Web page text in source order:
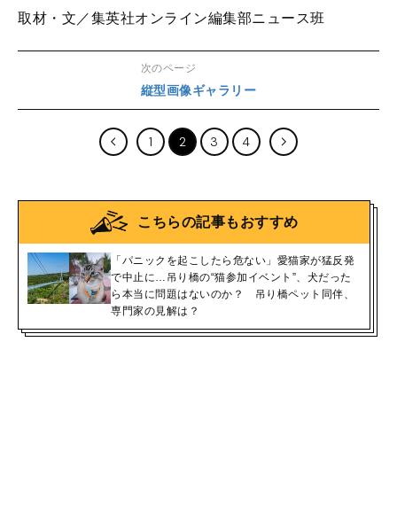
取材・文／集英社オンライン編集部ニュース班
次のページ
縦型画像ギャラリー
1 2 3 4
こちらの記事もおすすめ
「パニックを起こしたら危ない」愛猫家が猛反発
で中止に…吊り橋の“猫参加イベント”、犬だった
ら本当に問題はないのか？ 吊り橋ペット同伴、
専門家の見解は？